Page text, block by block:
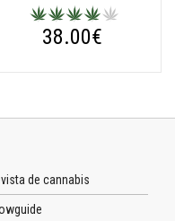
38.00€
de cannabis